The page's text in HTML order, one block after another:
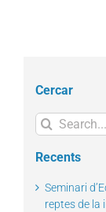
Cercar
Search
for:
Recents
Seminari
reptes de la